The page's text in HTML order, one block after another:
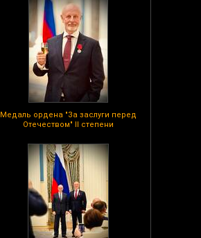
Медаль ордена "За заслуги перед
Отечеством" II степени